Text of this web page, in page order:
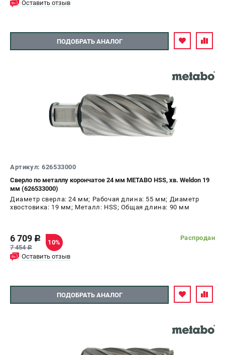
Оставить отзыв
ПОДОБРАТЬ АНАЛОГ
Артикул: 626533000
Сверло по металлу корончатое 24 мм METABO HSS, хв. Weldon 19
мм (626533000)
Диаметр сверла: 24 мм; Рабочая длина: 55 мм; Диаметр
хвостовика: 19 мм; Металл: HSS; Общая длина: 90 мм
6 709 c
7 454c
10%
Распродан
Оставить отзыв
ПОДОБРАТЬ АНАЛОГ